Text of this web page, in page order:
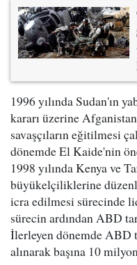
1996 yılında Sudan'ın
kararı üzerine
savaşçıların eğitilmesi
dönemde El Kaide'nin
1998 yılında Kenya ve
büyükelçiliklerine
icra edilmesi sürecinde
sürecin ardından ABD
İlerleyen dönemde ABD
alınarak başına 10